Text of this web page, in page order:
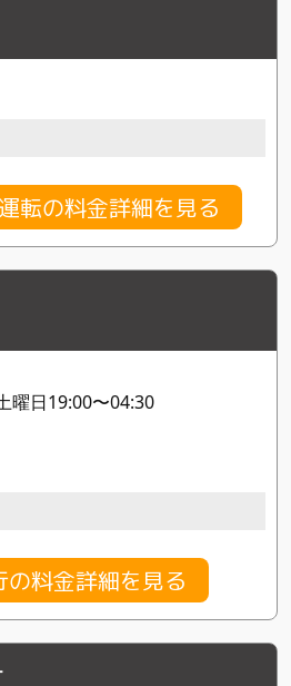
転の料金詳細を見る
曜日19:00〜04:30
の料金詳細を見る